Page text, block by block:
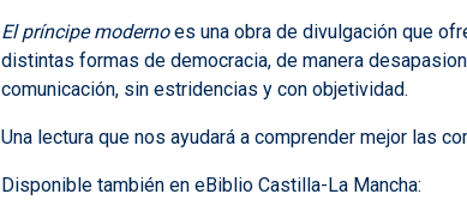
El príncipe modernoes una obra de divulgación que
distintas formas de democracia, de manera
comunicación, sin estridencias y con objetividad.
Una lectura que nos ayudará a comprender mejor las
Disponible también en eBiblio Castilla-La Mancha: